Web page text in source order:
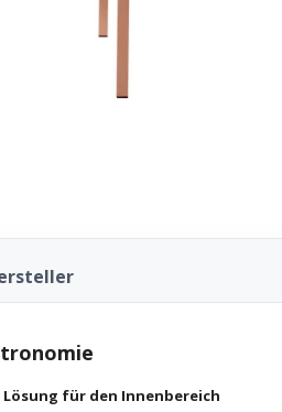
für den Innenbereich